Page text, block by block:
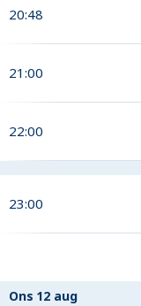
20:48
21:00
22:00
23:00
Ons 12 aug